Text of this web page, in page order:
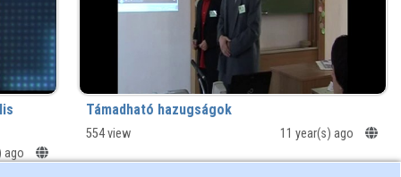
ago
Támadható hazugságok
554 view 11 year(s) ago